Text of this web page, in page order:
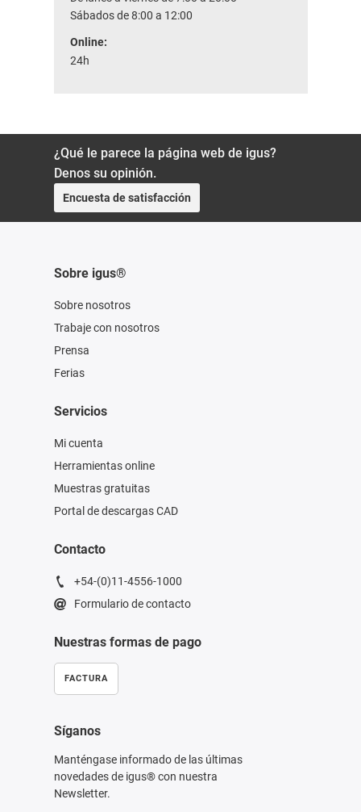
Sábados de 8:00 a 12:00
Online:
24h
¿Qué le parece la página web de igus?
Denos su opinión.
Encuesta de satisfacción
Sobre igus®
Sobre nosotros
Trabaje con nosotros
Prensa
Ferias
Servicios
Mi cuenta
Herramientas online
Muestras gratuitas
Portal de descargas CAD
Contacto
+54-(0)11-4556-1000
Formulario de contacto
Nuestras formas de pago
FACTURA
Síganos
Manténgase informado de las últimas
novedades de igus® con nuestra
Newsletter.